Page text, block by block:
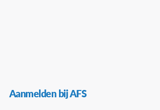
Aanmelden bij AFS